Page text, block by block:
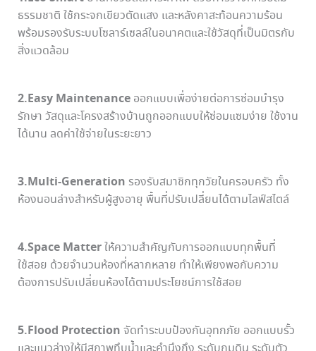
ธรรมชาติ ใช้กระจกเขียวตัดแสง และหลังคาสะท้อนความร้อน
พร้อมรองรับระบบโซลาร์เซลล์ในอนาคตและใช้วัสดุที่เป็นมิตรกับ
สิ่งแวดล้อม
2.Easy Maintenanceออกแบบเพื่อง่ายต่อการซ่อมบำรุง
รักษา วัสดุและโครงสร้างบ้านถูกออกแบบให้ซ่อมแซมง่าย ใช้งาน
ได้นาน ลดค่าใช้จ่ายในระยะยาว
3.Multi-Generation รองรับสมาชิกทุกวัยในครอบครัว ทั้ง
ห้องนอนล่างสำหรับผู้สูงอายุ พื้นที่ปรับเปลี่ยนได้ตามไลฟ์สไตล์
4.Space Matterให้ความสำคัญกับการออกแบบทุกพื้นที่
ใช้สอย ด้วยจำนวนห้องที่หลากหลาย ทำให้เพียงพอกับความ
ต้องการปรับเปลี่ยนห้องได้ตามประโยชน์การใช้สอย
5.Flood Protection จัดทำระบบป้องกันอุทกภัย ออกแบบรั้ว